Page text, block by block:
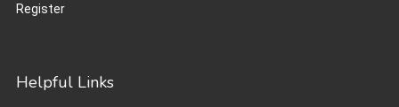
Register
Helpful Links